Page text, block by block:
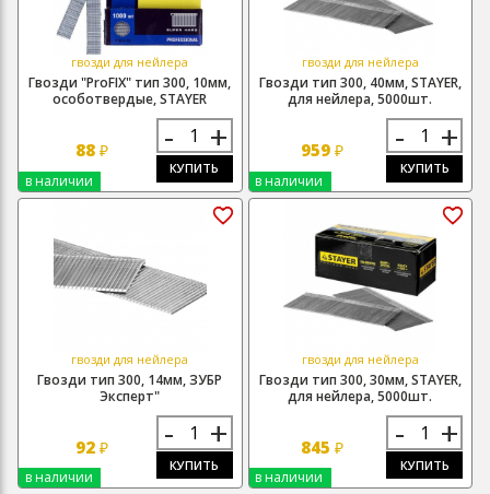
гвозди для нейлера
Гвозди "ProFIX" тип 300, 10мм,
особотвердые, STAYER
88 ₽ - +
КУПИТЬ
в наличии
гвозди для нейлера
Гвозди тип 300, 40мм, STAYER,
для нейлера, 5000шт.
959 ₽ - +
КУПИТЬ
в наличии
гвозди для нейлера
Гвозди тип 300, 14мм, ЗУБР
Эксперт"
92 ₽ - +
КУПИТЬ
в наличии
гвозди для нейлера
Гвозди тип 300, 30мм, STAYER,
для нейлера, 5000шт.
845 ₽ - +
КУПИТЬ
в наличии